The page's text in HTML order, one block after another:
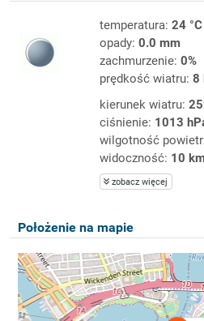
temperatura: 24 °C
opady: 0.0 mm
zachmurzenie: 0%
prędkość wiatru: 8
kierunek wiatru:
ciśnienie: 1013
wilgotność
widoczność: 10
zobacz więcej
Położenie na mapie